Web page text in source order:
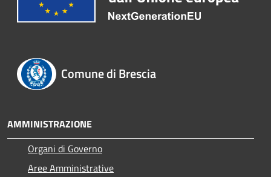
Comune di Brescia
AMMINISTRAZIONE
Organi di Governo
Aree Amministrative